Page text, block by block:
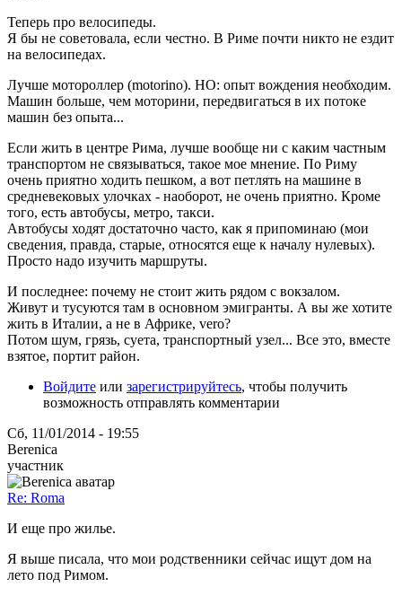
Теперь про велосипеды.
Я бы не советовала, если честно. В Риме почти никто не ездит
на велосипедах.
Лучше мотороллер (motorino). НО: опыт вождения необходим.
Машин больше, чем моторини, передвигаться в их потоке
машин без опыта...
Если жить в центре Рима, лучше вообще ни с каким частным
транспортом не связываться, такое мое мнение. По Риму
очень приятно ходить пешком, а вот петлять на машине в
средневековых улочках - наоборот, не очень приятно. Кроме
того, есть автобусы, метро, такси.
Автобусы ходят достаточно часто, как я припоминаю (мои
сведения, правда, старые, относятся еще к началу нулевых).
Просто надо изучить маршруты.
И последнее: почему не стоит жить рядом с вокзалом.
Живут и тусуются там в основном эмигранты. А вы же хотите
жить в Италии, а не в Африке, vero?
Потом шум, грязь, суета, транспортный узел... Все это, вместе
взятое, портит район.
Войдите или зарегистрируйтесь, чтобы получить
возможность отправлять комментарии
Сб, 11/01/2014 - 19:55
Berenica
участник
Re: Roma
И еще про жилье.
Я выше писала, что мои родственники сейчас ищут дом на
лето под Римом.